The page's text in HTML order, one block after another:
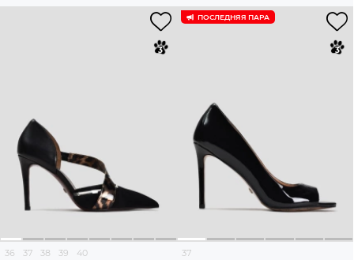
36 37 38 39 40
ПОСЛЕДНЯЯ ПАРА
37